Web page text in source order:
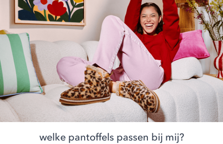
welke pantoffels passen bij mij?